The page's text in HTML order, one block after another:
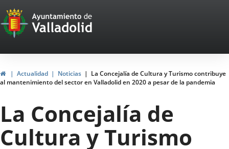
Portal
Web
del
Ayuntamiento
de
Valladolid
InicioActualidad Noticias
La Concejalía de Cultura y Turismo contribuye
al mantenimiento del sector en Valladolid en 2020 a pesar de la pandemia
La Concejalía de
Cultura y Turismo